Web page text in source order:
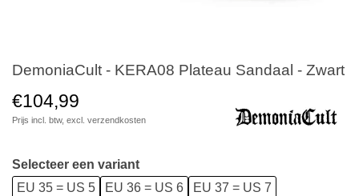
DemoniaCult - KERA08 Plateau Sandaal - Zwart
€104,99
Prijs incl. btw, excl. verzendkosten
Selecteer een variant
EU 35 = US 5
EU 36 = US 6
EU 37 = US 7